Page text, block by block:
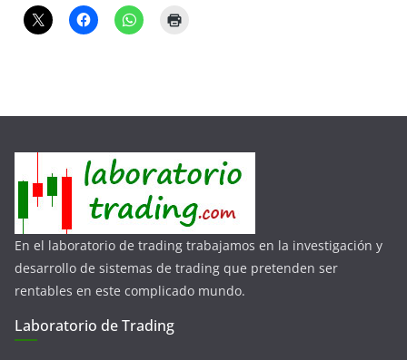
En el laboratorio de trading trabajamos en la investigación y
desarrollo de sistemas de trading que pretenden ser
rentables en este complicado mundo.
Laboratorio de Trading